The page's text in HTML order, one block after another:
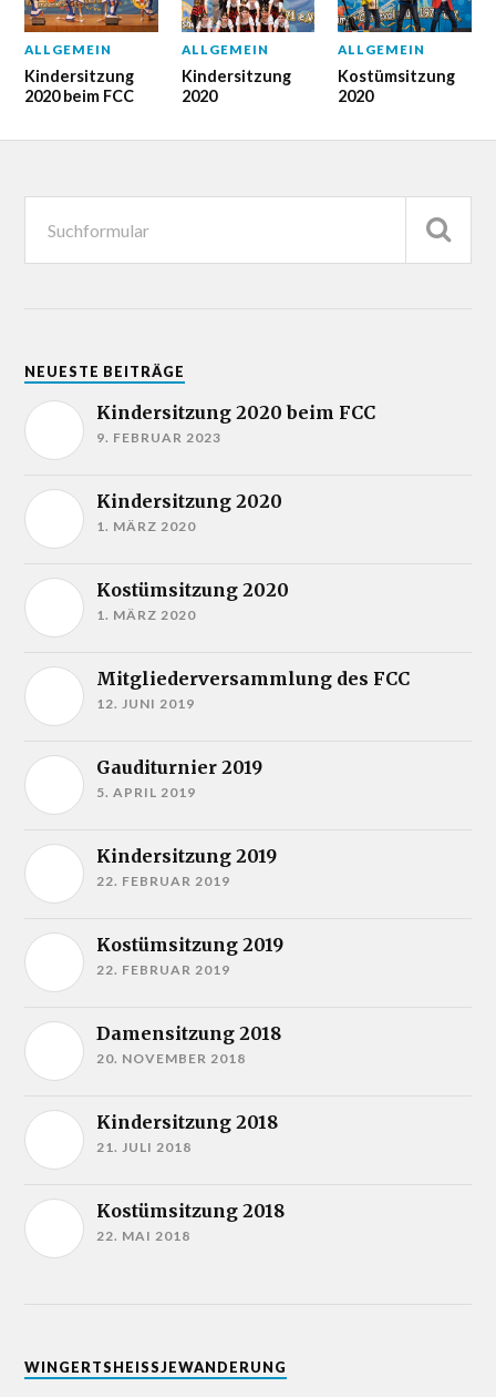
ALLGEMEIN
Kindersitzung
2020 beim FCC
ALLGEMEIN
Kindersitzung
2020
ALLGEMEIN
Kostümsitzung
2020
NEUESTE BEITRÄGE
Kindersitzung 2020 beim FCC
9. FEBRUAR 2023
Kindersitzung 2020
1. MÄRZ 2020
Kostümsitzung 2020
1. MÄRZ 2020
Mitgliederversammlung des FCC
12. JUNI 2019
Gauditurnier 2019
5. APRIL 2019
Kindersitzung 2019
22. FEBRUAR 2019
Kostümsitzung 2019
22. FEBRUAR 2019
Damensitzung 2018
20. NOVEMBER 2018
Kindersitzung 2018
21. JULI 2018
Kostümsitzung 2018
22. MAI 2018
WINGERTSHEISSJEWANDERUNG